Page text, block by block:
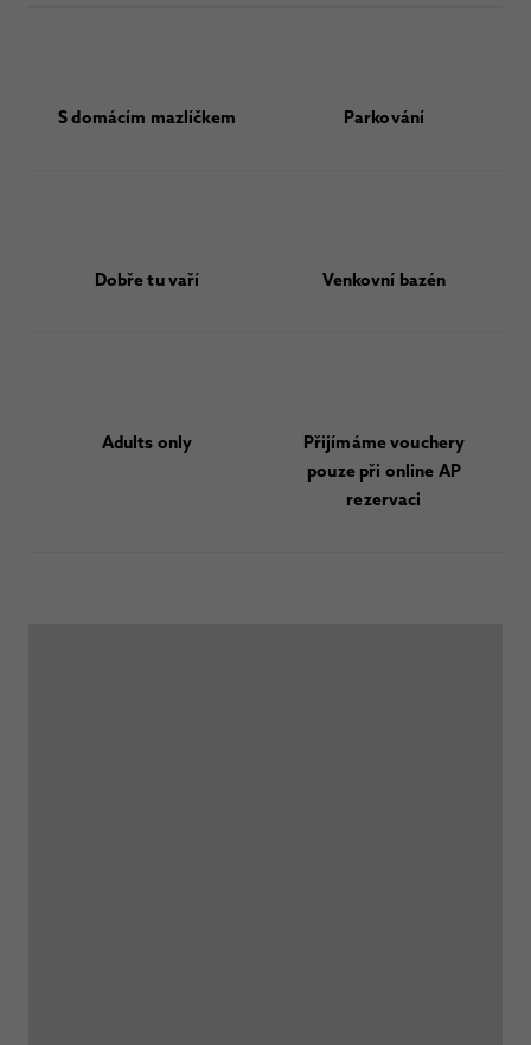
S domácím mazlíčkem Parkování
Dobře tu vaří Venkovní bazén
Adults only
Přijímáme vouchery
pouze při online AP
rezervaci